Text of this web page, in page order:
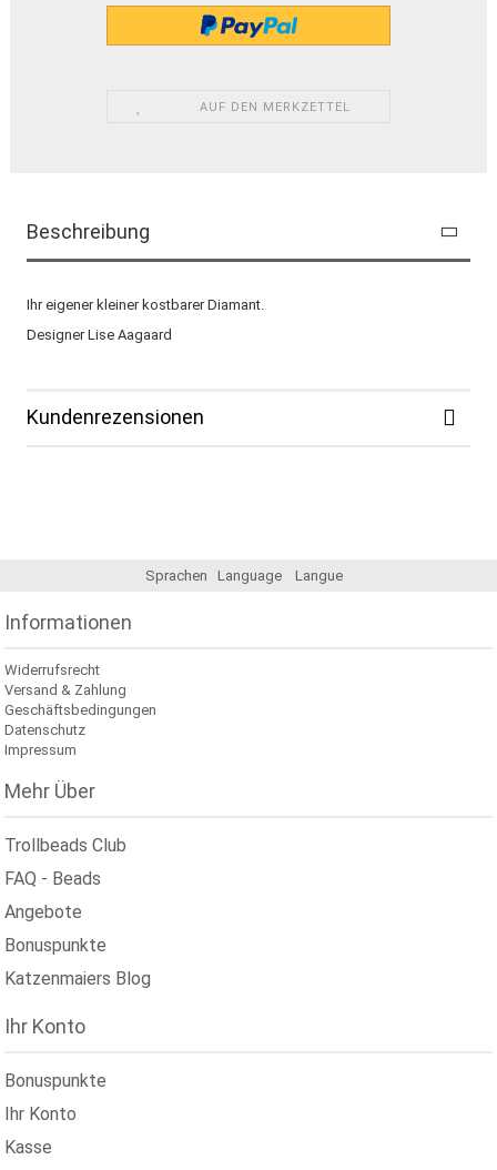
AUF DEN MERKZETTEL
Beschreibung
Ihr eigener kleiner kostbarer Diamant.
Designer Lise Aagaard
Kundenrezensionen
Sprachen Language Langue
Informationen
Widerrufsrecht
Versand & Zahlung
Geschäftsbedingungen
Datenschutz
Impressum
Mehr Über
Trollbeads Club
FAQ - Beads
Angebote
Bonuspunkte
Katzenmaiers Blog
Ihr Konto
Bonuspunkte
Ihr Konto
Kasse